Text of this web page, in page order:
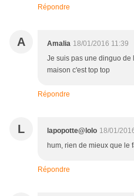
Répondre
A Amalia 18/01/2016 11:39
Je suis pas une dinguo de
maison c'est top top
Répondre
L lapopotte@lolo 18/01/
hum, rien de mieux que le
Répondre